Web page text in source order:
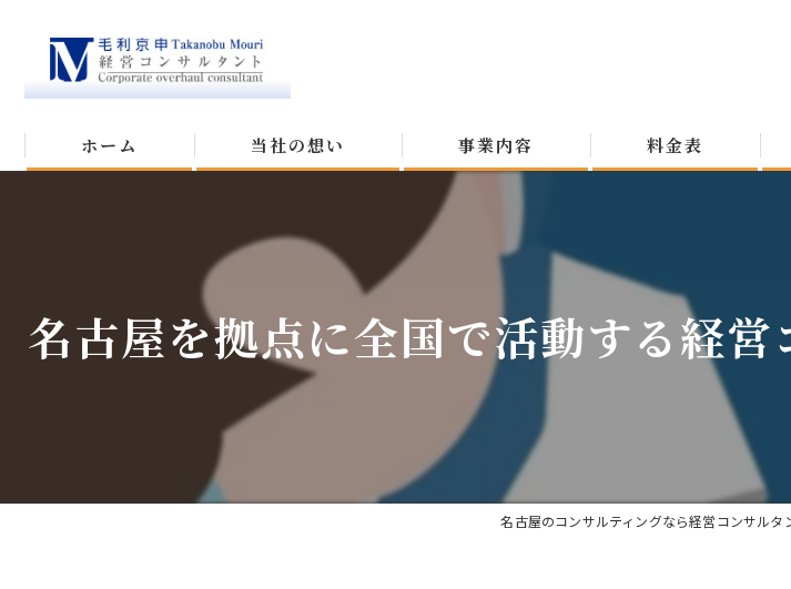
ホーム 当社の想い 事業内容 料金表
名古屋を拠点に全国で活動する経
名古屋のコンサルティングなら経営コンサルタ